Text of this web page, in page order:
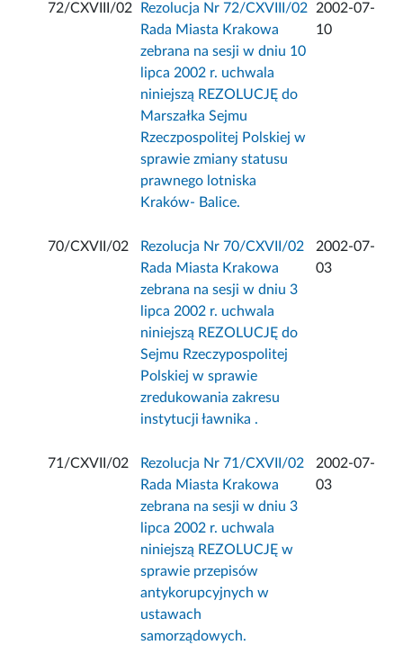
72/CXVIII/02
Rezolucja Nr 72/CXVIII/02
Rada Miasta Krakowa
zebrana na sesji w dniu 10
lipca 2002 r. uchwala
niniejszą REZOLUCJĘ do
Marszałka Sejmu
Rzeczpospolitej Polskiej w
sprawie zmiany statusu
prawnego lotniska
Kraków- Balice.
2002-07-
10
70/CXVII/02
Rezolucja Nr 70/CXVII/02
Rada Miasta Krakowa
zebrana na sesji w dniu 3
lipca 2002 r. uchwala
niniejszą REZOLUCJĘ do
Sejmu Rzeczypospolitej
Polskiej w sprawie
zredukowania zakresu
instytucji ławnika .
2002-07-
03
71/CXVII/02
Rezolucja Nr 71/CXVII/02
Rada Miasta Krakowa
zebrana na sesji w dniu 3
lipca 2002 r. uchwala
niniejszą REZOLUCJĘ w
sprawie przepisów
antykorupcyjnych w
ustawach
samorządowych.
2002-07-
03